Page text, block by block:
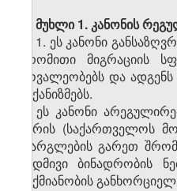
მუხლი 1.კანონის
1. ეს კანონი
შრომითი მიგრაციის
მოვალეობებს და
მექანიზმებს.
2. ეს კანონი
პირის (საქართველოს
ფარგლების გარეთ
მუდმივი
საქმიანობის